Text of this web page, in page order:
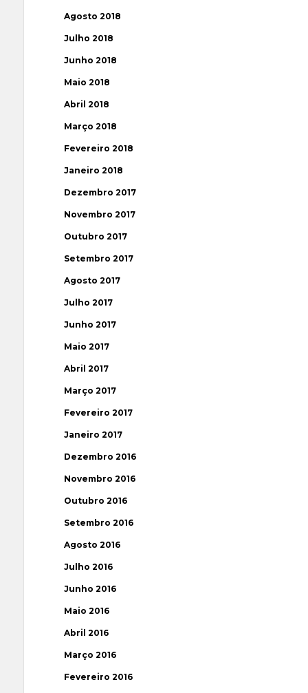
Agosto 2018
Julho 2018
Junho 2018
Maio 2018
Abril 2018
Março 2018
Fevereiro 2018
Janeiro 2018
Dezembro 2017
Novembro 2017
Outubro 2017
Setembro 2017
Agosto 2017
Julho 2017
Junho 2017
Maio 2017
Abril 2017
Março 2017
Fevereiro 2017
Janeiro 2017
Dezembro 2016
Novembro 2016
Outubro 2016
Setembro 2016
Agosto 2016
Julho 2016
Junho 2016
Maio 2016
Abril 2016
Março 2016
Fevereiro 2016